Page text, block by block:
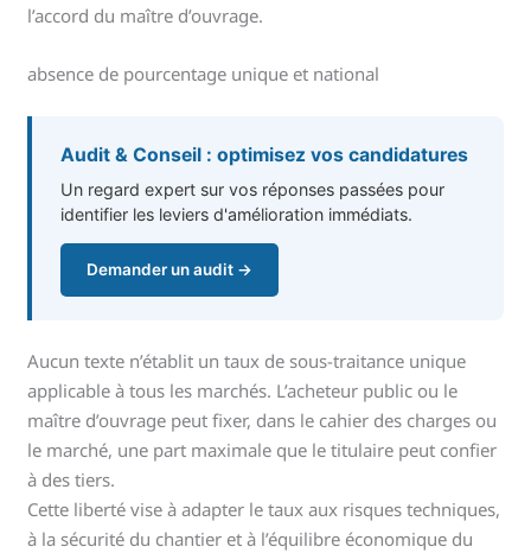
l’accord du maître d’ouvrage.
absence de pourcentage unique et national
Audit & Conseil : optimisez vos candidatures
Un regard expert sur vos réponses passées pour
identifier les leviers d'amélioration immédiats.
Demander un audit →
Aucun texte n’établit un taux de sous-traitance unique
applicable à tous les marchés. L’acheteur public ou le
maître d’ouvrage peut fixer, dans le cahier des charges ou
le marché, une part maximale que le titulaire peut confier
à des tiers.
Cette liberté vise à adapter le taux aux risques techniques,
à la sécurité du chantier et à l’équilibre économique du